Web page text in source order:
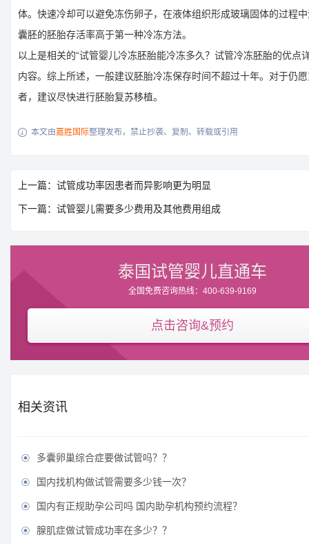
体。快速冷却可以避免冻伤卵子，在液体组织形成玻璃固体的过程
囊胚的胚胎存活率高于第一种冷冻方法。
以上是相关的“试管婴儿冷冻胚胎能冷冻多久？试管冷冻胚胎的优点
内容。综上所述，一般建议胚胎冷冻保存时间不超过十年。对于仍
者，建议尽快进行胚胎复苏移植。
 本文由嘉胜国际整理发布，禁止抄袭、复制、转载或引用
上一篇：试管成功率因患者而异影响更为明显
下一篇：试管婴儿需要多少费用及其他费用组成
泰国试管婴儿直通车
全国免费咨询热线：400-639-9169
点击咨询&预约
相关资讯
 多囊卵巢综合症要做试管吗？？
 国内找机构做试管需要多少钱一次？
 国内有正规助孕公司吗 国内助孕机构预约流程？
 腺肌症做试管成功率在多少？？